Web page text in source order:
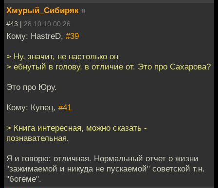
Хмурый_Сибиряк »
#43 | 28.10.10 00:26
Кому: HastreD, #39
> Ну, значит, не настолько он
> ебнутый в голову, в отличие от. Это про Сaхaровa?
Это про Юру.
Кому: Купец, #41
> Книга интересная, можно сказать -
познавательная.
Я и говорю: отличная. Нормальный отчет о жизни
"зажимаемой и никуда не пускаемой" советской т.н.
"богеме".